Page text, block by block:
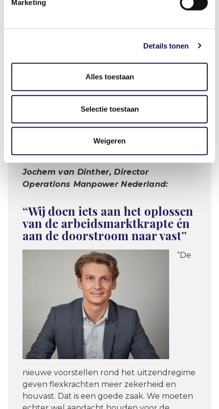
Marketing
Details tonen
Alles toestaan
Selectie toestaan
Weigeren
zorgmedewerkers die zestig uur achter
Omdat ze niet onder de Arbeidstijdenwet
een hele duidelijke Deliveroo-uitspraak
van de rechter. Ik roep de minister dan
ook op om heel snel duidelijkheid te
verschaffen over wat wel en wat geen
Jochem van Dinther, Director
Operations Manpower Nederland:
“Wij doen iets aan het oplossen
van de arbeidsmarktkrapte én
aan de doorstroom naar vast”
“De
nieuwe voorstellen rond het uitzendregime
geven flexkrachten meer zekerheid en
houvast. Dat is een goede zaak. We moeten